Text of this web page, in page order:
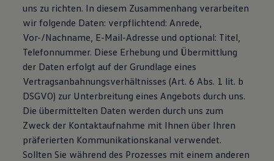
uns zu richten. In diesem Zusammenhang verarbeiten
wir folgende Daten: verpflichtend: Anrede,
Vor-/Nachname, E-Mail-Adresse und optional: Titel,
Telefonnummer. Diese Erhebung und Übermittlung
der Daten erfolgt auf der Grundlage eines
Vertragsanbahnungsverhältnisses (Art. 6 Abs. 1 lit. b
DSGVO) zur Unterbreitung eines Angebots durch uns.
Die übermittelten Daten werden durch uns zum
Zweck der Kontaktaufnahme mit Ihnen über Ihren
präferierten Kommunikationskanal verwendet.
Sollten Sie während des Prozesses mit einem anderen